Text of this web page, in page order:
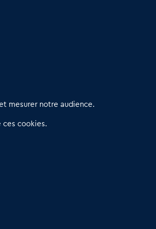
au service du commerce de
mesurer notre audience.
ces cookies.